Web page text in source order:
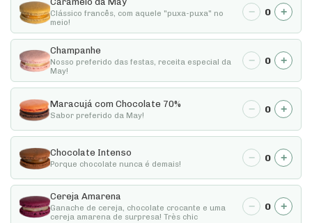
Clássico francês, com aquele "puxa-puxa" no
meio!
− 0 +
Champanhe
Nosso preferido das festas, receita especial da
May!
− 0 +
Maracujá com Chocolate 70%
Sabor preferido da May!
− 0 +
Chocolate Intenso
Porque chocolate nunca é demais!
− 0 +
Cereja Amarena
Ganache de cereja, chocolate crocante e uma
cereja amarena de surpresa! Très chic
− 0 +